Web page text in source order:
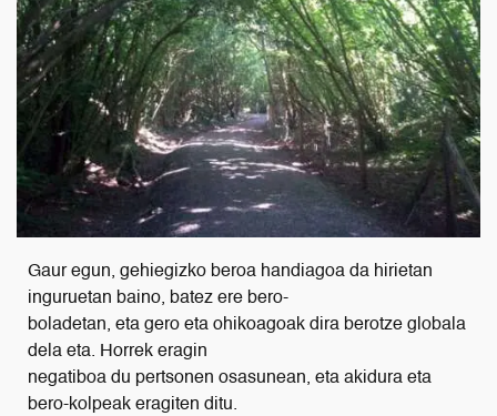
Gaur egun, gehiegizko beroa handiagoa da hirietan
inguruetan baino, batez ere bero-
boladetan, eta gero eta ohikoagoak dira berotze globala
dela eta. Horrek eragin
negatiboa du pertsonen osasunean, eta akidura eta
bero-kolpeak eragiten ditu.